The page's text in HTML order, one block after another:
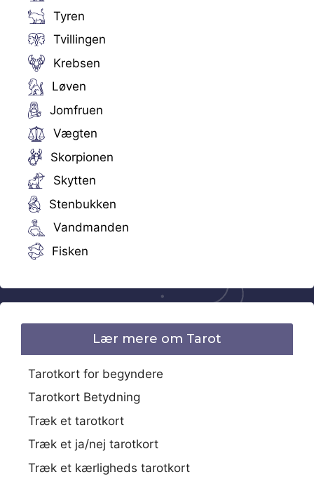
Tyren
Tvillingen
Krebsen
Løven
Jomfruen
Vægten
Skorpionen
Skytten
Stenbukken
Vandmanden
Fisken
Lær mere om Tarot
Tarotkort for begyndere
Tarotkort Betydning
Træk et tarotkort
Træk et ja/nej tarotkort
Træk et kærligheds tarotkort